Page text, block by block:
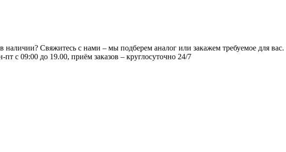
Свяжитесь с нами – мы подберем аналог или закажем требуемое для
с 09:00 до 19.00, приём заказов – круглосуточно 24/7